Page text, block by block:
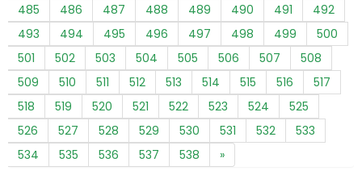
485
486 487 488 489 490 491
492
493
494 495 496 497 498 499
500
501
502 503 504 505 506 507
508
509
510 511 512 513 514 515 516
517
518
519 520 521 522 523 524
525
526
527 528 529 530 531 532
533
534
535 536 537 538 »